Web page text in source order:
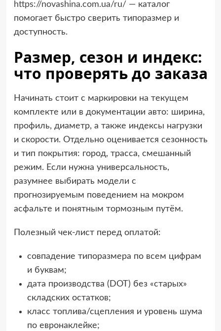
https://novashina.com.ua/ru/ — каталог
помогает быстро сверить типоразмер и
доступность.
Размер, сезон и индекс:
что проверять до заказа
Начинать стоит с маркировки на текущем
комплекте или в документации авто: ширина,
профиль, диаметр, а также индексы нагрузки
и скорости. Отдельно оценивается сезонность
и тип покрытия: город, трасса, смешанный
режим. Если нужна универсальность,
разумнее выбирать модели с
прогнозируемым поведением на мокром
асфальте и понятным тормозным путём.
Полезный чек-лист перед оплатой:
совпадение типоразмера по всем цифрам
и буквам;
дата производства (DOT) без «старых»
складских остатков;
класс топлива/сцепления и уровень шума
по евронаклейке;